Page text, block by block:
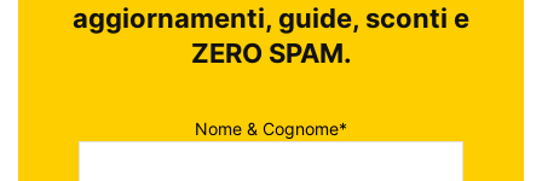
aggiornamenti, guide, sconti e
ZERO SPAM.
Nome & Cognome*